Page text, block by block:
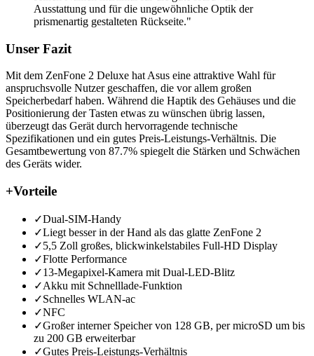
Ausstattung und für die ungewöhnliche Optik der
prismenartig gestalteten Rückseite."
Unser Fazit
Mit dem ZenFone 2 Deluxe hat Asus eine attraktive Wahl für
anspruchsvolle Nutzer geschaffen, die vor allem großen
Speicherbedarf haben. Während die Haptik des Gehäuses und die
Positionierung der Tasten etwas zu wünschen übrig lassen,
überzeugt das Gerät durch hervorragende technische
Spezifikationen und ein gutes Preis-Leistungs-Verhältnis. Die
Gesamtbewertung von 87.7% spiegelt die Stärken und Schwächen
des Geräts wider.
+Vorteile
✓Dual-SIM-Handy
✓Liegt besser in der Hand als das glatte ZenFone 2
✓5,5 Zoll großes, blickwinkelstabiles Full-HD Display
✓Flotte Performance
✓13-Megapixel-Kamera mit Dual-LED-Blitz
✓Akku mit Schnelllade-Funktion
✓Schnelles WLAN-ac
✓NFC
✓Großer interner Speicher von 128 GB, per microSD um bis
zu 200 GB erweiterbar
✓Gutes Preis-Leistungs-Verhältnis